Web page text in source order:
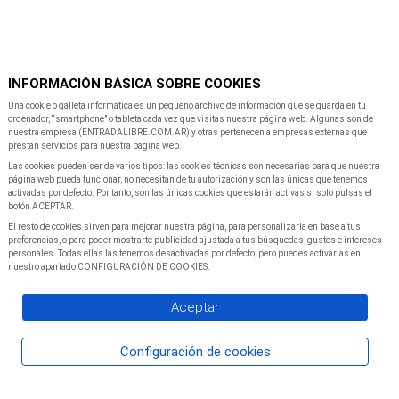
Inicio Programacion
INFORMACIÓN BÁSICA SOBRE COOKIES
Una cookie o galleta informática es un pequeño archivo de información que se guarda en tu
ordenador, “smartphone” o tableta cada vez que visitas nuestra página web. Algunas son de
nuestra empresa (ENTRADALIBRE.COM.AR) y otras pertenecen a empresas externas que
prestan servicios para nuestra página web.
Las cookies pueden ser de varios tipos: las cookies técnicas son necesarias para que nuestra
página web pueda funcionar, no necesitan de tu autorización y son las únicas que tenemos
activadas por defecto. Por tanto, son las únicas cookies que estarán activas si solo pulsas el
botón ACEPTAR.
El resto de cookies sirven para mejorar nuestra página, para personalizarla en base a tus
preferencias, o para poder mostrarte publicidad ajustada a tus búsquedas, gustos e intereses
personales. Todas ellas las tenemos desactivadas por defecto, pero puedes activarlas en
nuestro apartado CONFIGURACIÓN DE COOKIES.
Aceptar
Configuración de cookies